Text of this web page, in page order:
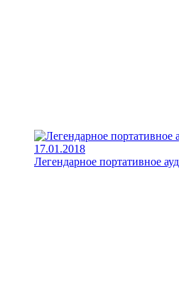
17.01.2018
Легендарное портативное